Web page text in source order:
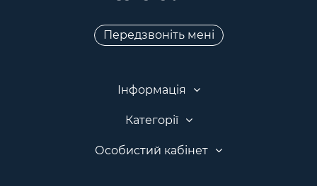
Передзвоніть мені
Інформація
Категорії
Особистий кабінет